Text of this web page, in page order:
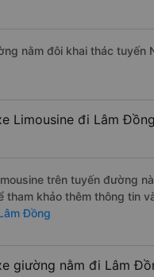
nằm đôi khai thác tuyến
Limousine đi Lâm
trên tuyến đường
tham khảo thêm thông tin
Đồng
giường nằm đi Lâm